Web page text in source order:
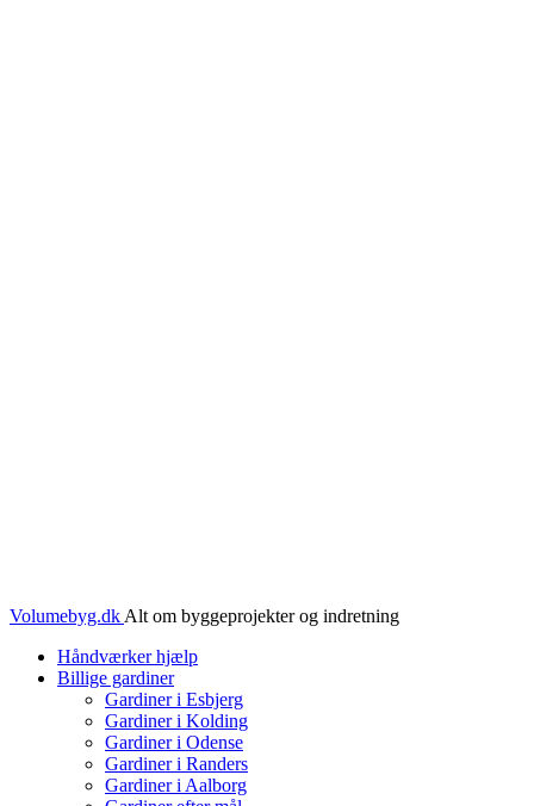
Volumebyg.dk Alt om byggeprojekter og indretning
Håndværker hjælp
Billige gardiner
Gardiner i Esbjerg
Gardiner i Kolding
Gardiner i Odense
Gardiner i Randers
Gardiner i Aalborg